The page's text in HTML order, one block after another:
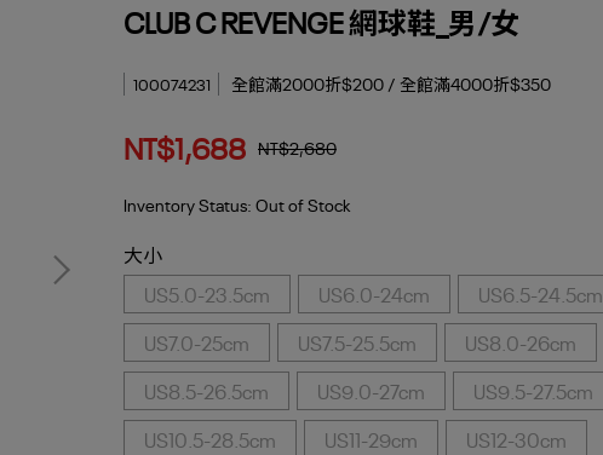
CLUB C REVENGE 網球鞋_男/女
100074231 全館滿2000折$200 / 全館滿4000折$350
NT$1,688 NT$2,680
Inventory Status: Out of Stock
大小
US5.0-23.5cm
US6.0-24cm
US6.5-24.5cm
US7.0-25cm
US7.5-25.5cm
US8.0-26cm
US8.5-26.5cm
US9.0-27cm US9.5-27.5cm
US10.5-28.5cm
US11-29cm US12-30cm